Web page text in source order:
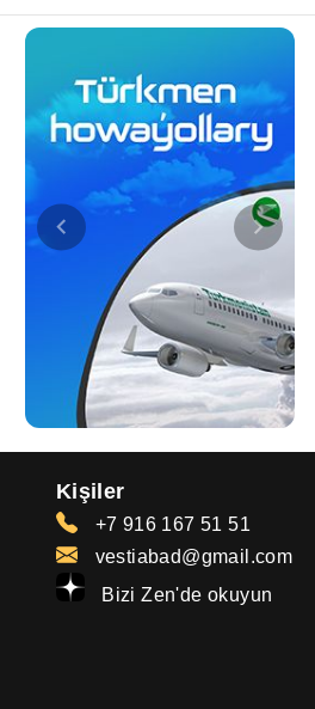
Kişiler
+7 916 167 51 51
vestiabad@gmail.com
Bizi Zen'de okuyun